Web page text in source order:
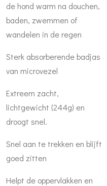
de hond warm na douchen,
baden, zwemmen of
wandelen in de regen
Sterk absorberende badjas
van microvezel
Extreem zacht,
lichtgewicht (244g) en
droogt snel.
Snel aan te trekken en blijft
goed zitten
Helpt de oppervlakken en